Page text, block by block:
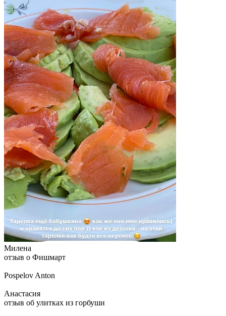
Милена
отзыв о Фишмарт
Pospelov Anton
Анастасия
отзыв об улитках из горбуши